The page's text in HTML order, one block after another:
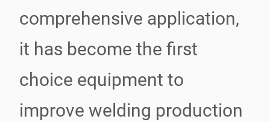
comprehensive application,
it has become the first
choice equipment to
improve welding production